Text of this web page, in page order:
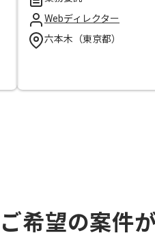
Webディレクター
六本木（東京都）
ご希望の案件